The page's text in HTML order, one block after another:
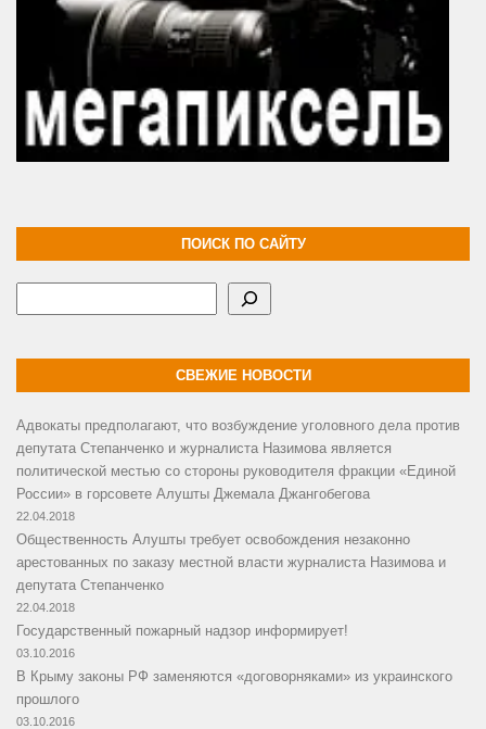
ПОИСК ПО САЙТУ
СВЕЖИЕ НОВОСТИ
Адвокаты предполагают, что возбуждение уголовного дела против
депутата Степанченко и журналиста Назимова является
политической местью со стороны руководителя фракции «Единой
России» в горсовете Алушты Джемала Джангобегова
22.04.2018
Общественность Алушты требует освобождения незаконно
арестованных по заказу местной власти журналиста Назимова и
депутата Степанченко
22.04.2018
Государственный пожарный надзор информирует!
03.10.2016
В Крыму законы РФ заменяются «договорняками» из украинского
прошлого
03.10.2016